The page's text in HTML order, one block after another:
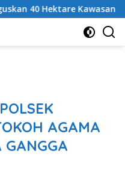
Kawasan TNGR
AGAMA